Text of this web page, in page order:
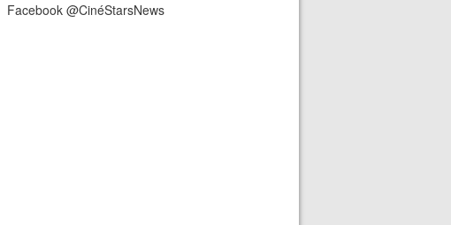
Facebook @CinéStarsNews